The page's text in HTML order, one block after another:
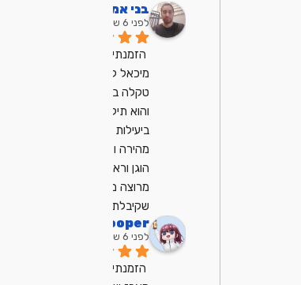
בני אמן
לפני 6 שנים
שקיבלתי ממנו
dp Cooper
לפני 6 שנים